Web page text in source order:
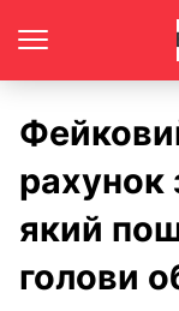
рахунок
який
голови